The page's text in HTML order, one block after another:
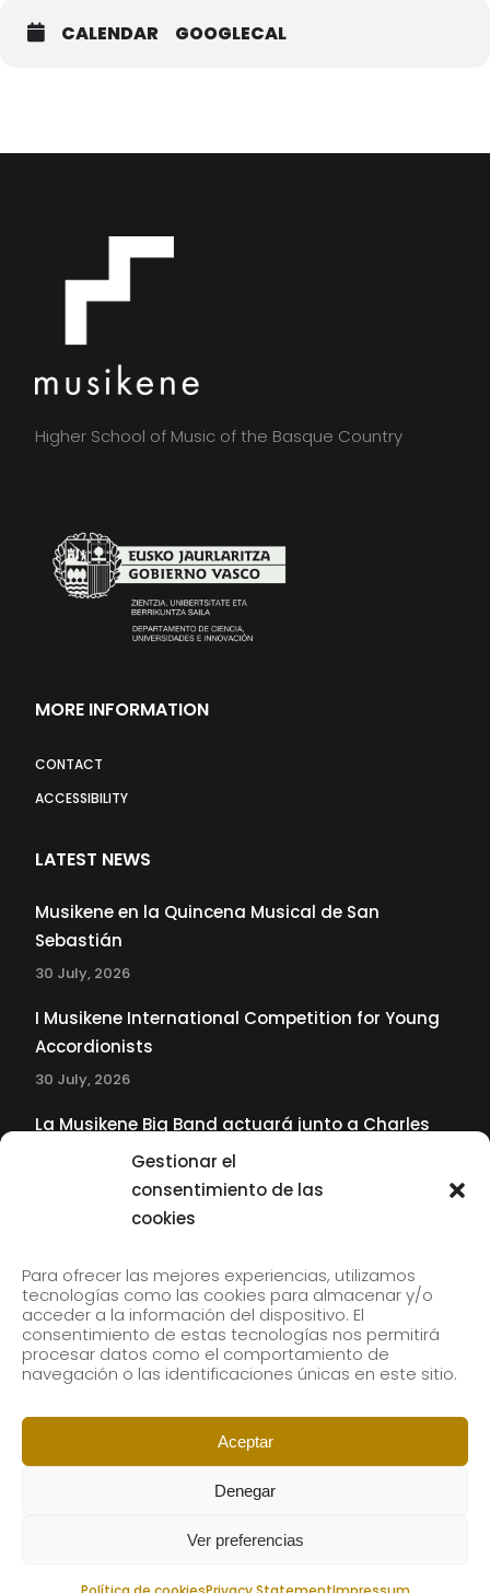
Gestionar el
consentimiento de las
cookies
Para ofrecer las mejores experiencias, utilizamos
tecnologías como las cookies para almacenar y/o
acceder a la información del dispositivo. El
consentimiento de estas tecnologías nos permitirá
procesar datos como el comportamiento de
navegación o las identificaciones únicas en este sitio.
Aceptar
Denegar
Ver preferencias
CALENDAR GOOGLECAL
Higher School of Music of the Basque Country
MORE INFORMATION
CONTACT
ACCESSIBILITY
LATEST NEWS
Musikene en la Quincena Musical de San
Sebastián
30 July, 2026
I Musikene International Competition for Young
Accordionists
30 July, 2026
La Musikene Big Band actuará junto a Charles
Tolliver en el 61 Jazzaldia
Subscribe to our newsletter to receive our news by
email.